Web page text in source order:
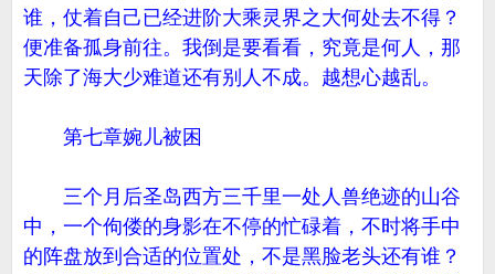
谁，仗着自己已经进阶大乘灵界之大何处去不得？
便准备孤身前往。我倒是要看看，究竟是何人，那
天除了海大少难道还有别人不成。越想心越乱。
第七章婉儿被困
三个月后圣岛西方三千里一处人兽绝迹的山谷
中，一个佝偻的身影在不停的忙碌着，不时将手中
的阵盘放到合适的位置处，不是黑脸老头还有谁？